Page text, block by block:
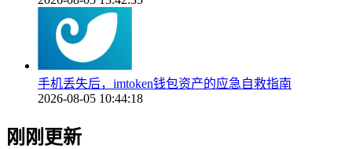
手机丢失后，imtoken钱包资产的应急自救指南
2026-08-05 10:44:18
刚刚更新